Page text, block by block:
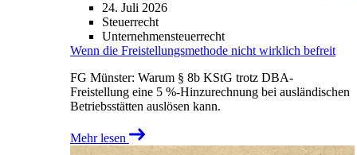
24. Juli 2026
Steuerrecht
Unternehmensteuerrecht
Wenn die Freistellungsmethode nicht wirklich befreit
FG Münster: Warum § 8b KStG trotz DBA-
Freistellung eine 5 %-Hinzurechnung bei ausländischen
Betriebsstätten auslösen kann.
Mehr lesen